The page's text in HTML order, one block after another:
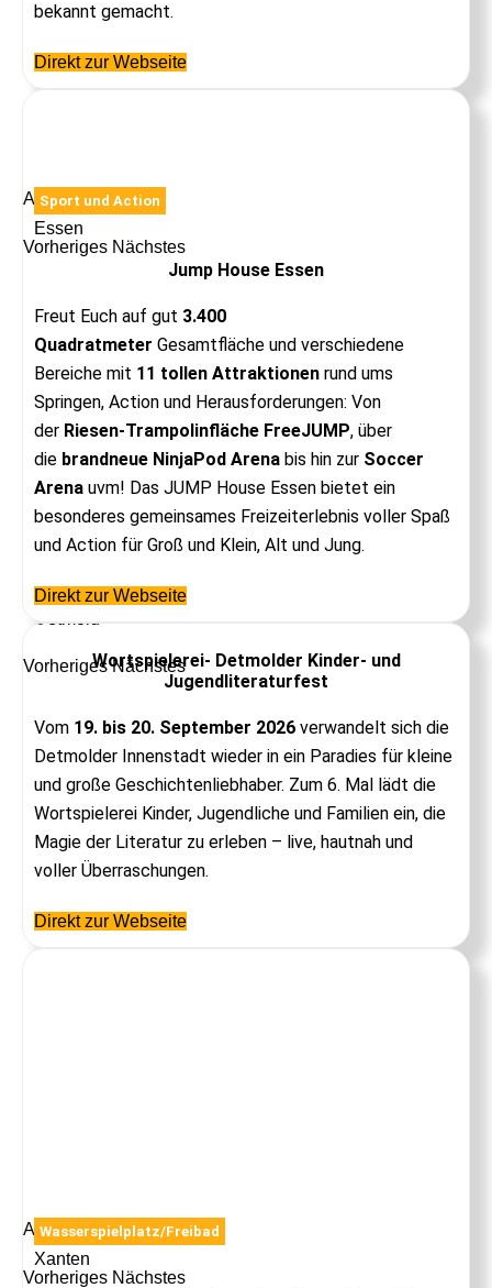
bekannt gemacht.
Direkt zur Webseite
Vorheriges Nächstes
Anzeige
Sport und Action
Essen
Jump House Essen
Freut Euch auf gut 3.400
Quadratmeter Gesamtfläche und verschiedene
Bereiche mit 11 tollen Attraktionen rund ums
Springen, Action und Herausforderungen: Von
der Riesen-Trampolinfläche FreeJUMP, über
die brandneue NinjaPod Arena bis hin zur Soccer
Arena uvm! Das JUMP House Essen bietet ein
besonderes gemeinsames Freizeiterlebnis voller Spaß
und Action für Groß und Klein, Alt und Jung.
Direkt zur Webseite
Vorheriges Nächstes
Event-Tipp
Detmold
Wortspielerei- Detmolder Kinder- und
Jugendliteraturfest
Vom 19. bis 20. September 2026 verwandelt sich die
Detmolder Innenstadt wieder in ein Paradies für kleine
und große Geschichtenliebhaber. Zum 6. Mal lädt die
Wortspielerei Kinder, Jugendliche und Familien ein, die
Magie der Literatur zu erleben – live, hautnah und
voller Überraschungen.
Direkt zur Webseite
Vorheriges Nächstes
Anzeige
Wasserspielplatz/Freibad
Xanten